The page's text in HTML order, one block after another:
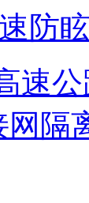
防
速
网隔